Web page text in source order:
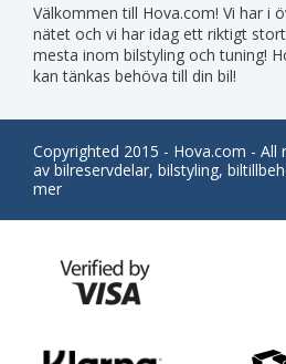
Välkommen till Hova.com! Vi har i
nätet och vi har idag ett riktigt
mesta inom bilstyling och tuning!
kan tänkas behöva till din bil!
Copyrighted 2015 - Hova.com -
av bilreservdelar, bilstyling,
mer